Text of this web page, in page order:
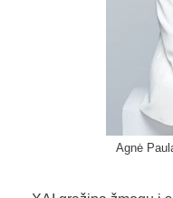
Agnė